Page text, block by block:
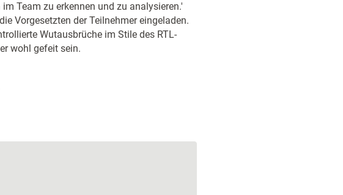
Team zu erkennen und zu analysieren.'
Vorgesetzten der Teilnehmer eingeladen.
Wutausbrüche im Stile des RTL-
wohl gefeit sein.